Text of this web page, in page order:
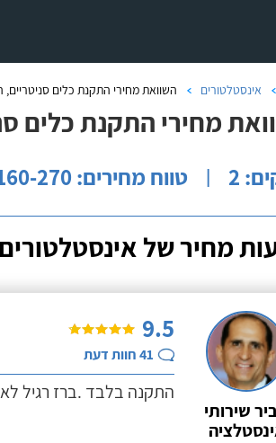
אינסטלטורים השוואת מחירי התקנת כלים
מחירי התקנת כלים
2
| טווח מחירים: ₪160-270
מחיר של
שירותי
9.5
41חוות דעת
התקנה בלבד .ברז רגיל